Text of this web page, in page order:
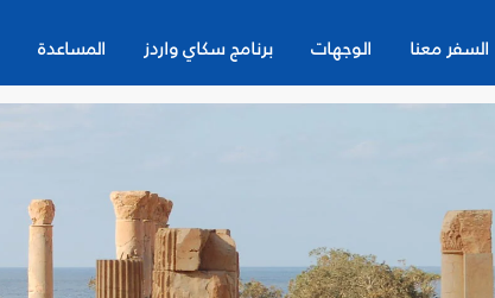
السفر معنا الوجهات برنامج سكاي واردز المساعدة